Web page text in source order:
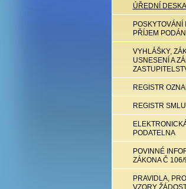
ÚŘEDNÍ DESKA
POSKYTOVÁNÍ
PŘÍJEM PODÁNÍ
VYHLÁŠKY,
USNESENÍ A
REGISTR
REGISTR
PODATELNA
POVINNÉ
ZÁKONA Č 106/
PRAVIDLA,
VZORY